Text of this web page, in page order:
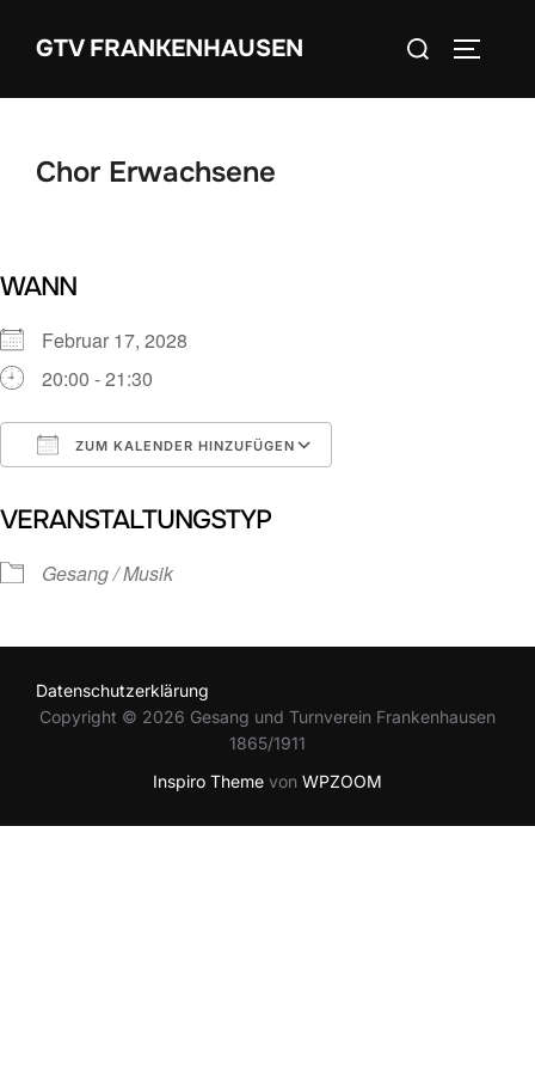
InhaltGTV FRANKENHAUSEN
Suchen
Chor Erwachsene
WANN
Februar 17, 2028
20:00 - 21:30
ZUM KALENDER HINZUFÜGEN
VERANSTALTUNGSTYP
Gesang / Musik
Datenschutzerklärung
Copyright © 2026 Gesang und Turnverein Frankenhausen
1865/1911
Inspiro Theme von WPZOOM